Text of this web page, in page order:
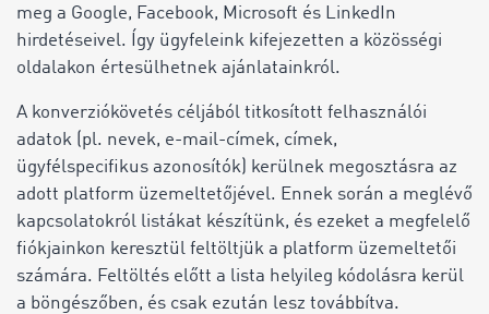
meg a Google, Facebook, Microsoft és LinkedIn
hirdetéseivel. Így ügyfeleink kifejezetten a közösségi
oldalakon értesülhetnek ajánlatainkról.
A konverziókövetés céljából titkosított felhasználói
adatok (pl. nevek, e-mail-címek, címek,
ügyfélspecifikus azonosítók) kerülnek megosztásra az
adott platform üzemeltetőjével. Ennek során a meglévő
kapcsolatokról listákat készítünk, és ezeket a megfelelő
fiókjainkon keresztül feltöltjük a platform üzemeltetői
számára. Feltöltés előtt a lista helyileg kódolásra kerül
a böngészőben, és csak ezután lesz továbbítva.